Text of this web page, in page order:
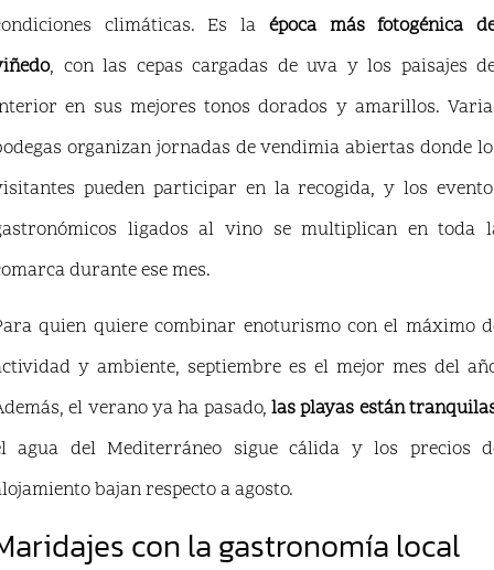
climáticas. Es la época más fotogénica
, con las cepas cargadas de uva y los paisajes
en sus mejores tonos dorados y amarillos.
organizan jornadas de vendimia abiertas donde
pueden participar en la recogida, y los
ligados al vino se multiplican en toda
durante ese mes.
quien quiere combinar enoturismo con el máximo
y ambiente, septiembre es el mejor mes del
el verano ya ha pasado, las playas están
agua del Mediterráneo sigue cálida y los precios
bajan respecto a agosto.
con la gastronomía local